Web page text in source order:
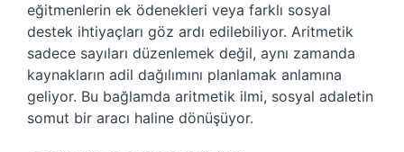
eğitmenlerin ek ödenekleri veya farklı sosyal
destek ihtiyaçları göz ardı edilebiliyor. Aritmetik
sadece sayıları düzenlemek değil, aynı zamanda
kaynakların adil dağılımını planlamak anlamına
geliyor. Bu bağlamda aritmetik ilmi, sosyal adaletin
somut bir aracı haline dönüşüyor.